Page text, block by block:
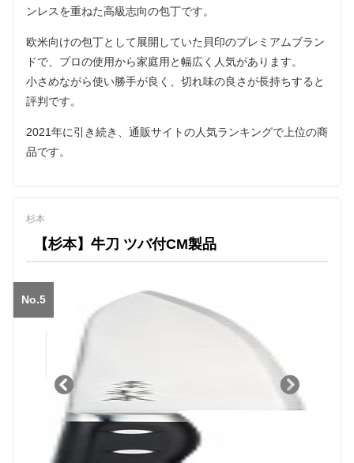
ンレスを重ねた高級志向の包丁です。
欧米向けの包丁として展開していた貝印のプレミアムブラン
ドで、プロの使用から家庭用と幅広く人気があります。
小さめながら使い勝手が良く、切れ味の良さが長持ちすると
評判です。
2021年に引き続き、通販サイトの人気ランキングで上位の商
品です。
杉本
【杉本】牛刀 ツバ付CM製品
No.5